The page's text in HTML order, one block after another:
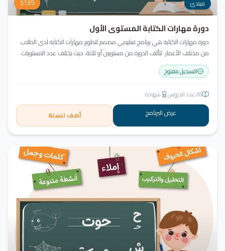
مبتدئ $135
دورة مهارات الكتابة المستوى الأول
دورة مهارات الكتابة هي برنامج تعليمي مصمم لتطوير مهارات الكتابة لدى الطلاب
من مختلف الأعمار. تتألف الدورة من مستويين أو ثلاثة، حيث يختلف عدد المستويات
حسب أعمار الطلاب ومهاراتهم الحالية. تتضمن كتابة الحروف وأشكالها، الالتزام
بقواعد الخط، وكتابة الكلمات والجمل.
التسجيل مفتوح
20عدد الدروس شهادة
عرض البرنامج أضف للسلة